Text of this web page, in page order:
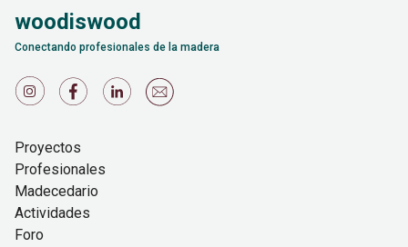
woodiswood
Conectando profesionales de la madera
Proyectos
Profesionales
Madecedario
Actividades
Foro